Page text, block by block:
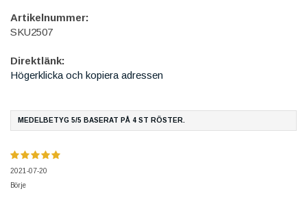
Artikelnummer:
SKU2507
Direktlänk:
Högerklicka och kopiera adressen
MEDELBETYG 5/5 BASERAT PÅ 4 ST RÖSTER.
2021-07-20
Börje